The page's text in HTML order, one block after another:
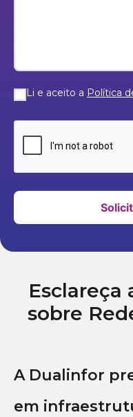
Li e aceito a Política
Esclareça
sobre
A Dualinfor
em